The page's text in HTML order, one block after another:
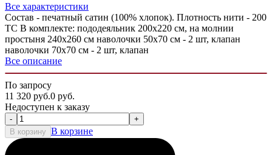
Все характеристики
Состав - печатный сатин (100% хлопок). Плотность нити - 200
ТС В комплекте: пододеяльник 200х220 см, на молнии
простыня 240х260 см наволочки 50х70 см - 2 шт, клапан
наволочки 70х70 см - 2 шт, клапан
Все описание
По запросу
11 320 руб.0 руб.
Недоступен к заказу
-
+
В корзину В корзине